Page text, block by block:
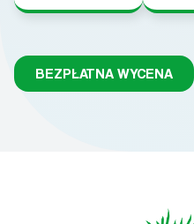
BEZPŁATNA WYCENA